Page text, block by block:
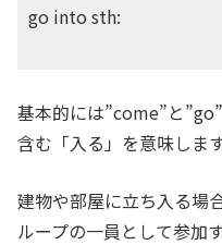
go into sth:
基本的には”come”と
含む「入る」を意味します
建物や部屋に立ち入る場
ループの一員として参加